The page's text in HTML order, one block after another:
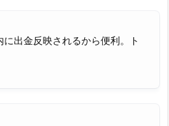
出金反映されるから便利。ト